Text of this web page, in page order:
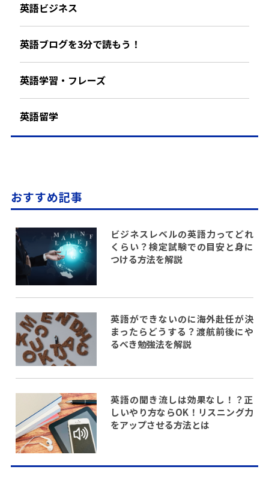
英語ビジネス
英語ブログを3分で読もう！
英語学習・フレーズ
英語留学
おすすめ記事
ビジネスレベルの英語力ってどれ
くらい？検定試験での目安と身に
つける方法を解説
英語ができないのに海外赴任が決
まったらどうする？渡航前後にや
るべき勉強法を解説
英語の聞き流しは効果なし！？正
しいやり方ならOK！リスニング力
をアップさせる方法とは